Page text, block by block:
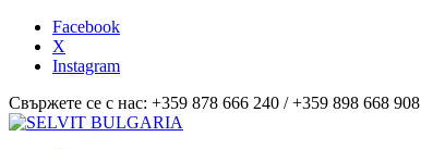
Facebook
X
Instagram
Свържете се с нас: +359 878 666 240 / +359 898 668 908